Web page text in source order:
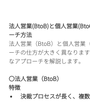
法人営業(BtoB)と個人営業
ーチ方法
法人営業（BtoB）と個人営業
ーチの仕方が大きく異なりま
なアプローチを解説します。
〇法人営業（BtoB）
特徴
決裁プロセスが長く、複